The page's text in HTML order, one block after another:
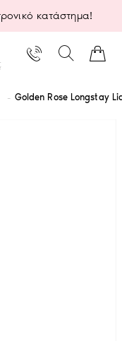
κατάστημα!
Golden Rose Longstay